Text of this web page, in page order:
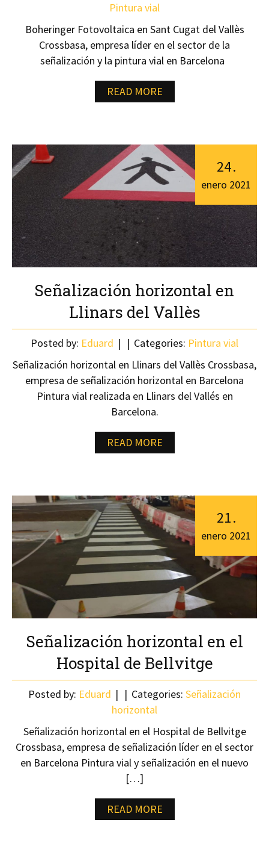
Pintura vial
Boheringer Fotovoltaica en Sant Cugat del Vallès
Crossbasa, empresa líder en el sector de la
señalización y la pintura vial en Barcelona
READ MORE
Señalización horizontal en
Llinars del Vallès
24.
enero 2021
Posted by: Eduard Categories: Pintura vial
Señalización horizontal en Llinars del Vallès Crossbasa,
empresa de señalización horizontal en Barcelona
Pintura vial realizada en Llinars del Vallés en
Barcelona.
READ MORE
Señalización horizontal en el
Hospital de Bellvitge
21.
enero 2021
Posted by: Eduard Categories: Señalización
horizontal
Señalización horizontal en el Hospital de Bellvitge
Crossbasa, empresa de señalización líder en el sector
en Barcelona Pintura vial y señalización en el nuevo
[…]
READ MORE